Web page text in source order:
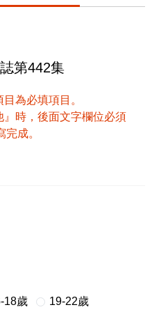
第442集
為必填項目。
時，後面文字欄位必須
成。
18歲 19-22歲